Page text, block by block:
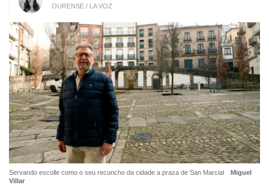
OURENSE / LA VOZ
Servando escolle como o seu recuncho da cidade a praza de San Marcial
Miguel
Villar